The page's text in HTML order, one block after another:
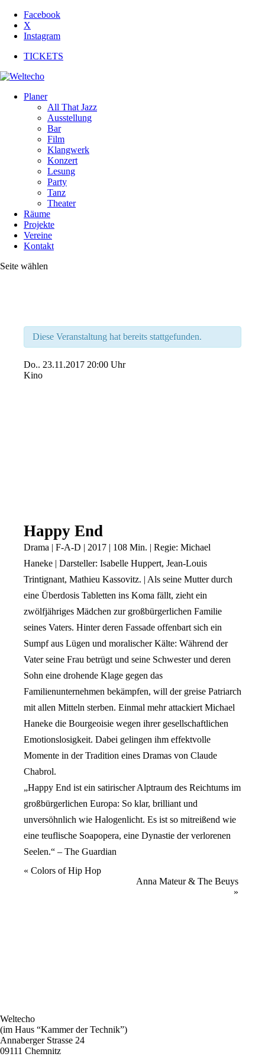
Facebook
X
Instagram
TICKETS
Planer
All That Jazz
Ausstellung
Bar
Film
Klangwerk
Konzert
Lesung
Party
Tanz
Theater
Räume
Projekte
Vereine
Kontakt
Seite wählen
Diese Veranstaltung hat bereits stattgefunden.
Do.. 23.11.2017 20:00 Uhr
Kino
Happy End
Drama | F-A-D | 2017 | 108 Min. | Regie: Michael
Haneke | Darsteller: Isabelle Huppert, Jean-Louis
Trintignant, Mathieu Kassovitz. | Als seine Mutter durch
eine Überdosis Tabletten ins Koma fällt, zieht ein
zwölfjähriges Mädchen zur großbürgerlichen Familie
seines Vaters. Hinter deren Fassade offenbart sich ein
Sumpf aus Lügen und moralischer Kälte: Während der
Vater seine Frau betrügt und seine Schwester und deren
Sohn eine drohende Klage gegen das
Familienunternehmen bekämpfen, will der greise Patriarch
mit allen Mitteln sterben. Einmal mehr attackiert Michael
Haneke die Bourgeoisie wegen ihrer gesellschaftlichen
Emotionslosigkeit. Dabei gelingen ihm effektvolle
Momente in der Tradition eines Dramas von Claude
Chabrol.
„Happy End ist ein satirischer Alptraum des Reichtums im
großbürgerlichen Europa: So klar, brilliant und
unversöhnlich wie Halogenlicht. Es ist so mitreißend wie
eine teuflische Soapopera, eine Dynastie der verlorenen
Seelen.“ – The Guardian
Veranstaltung
« Colors of Hip Hop
Anna Mateur & The Beuys
»
Weltecho
(im Haus “Kammer der Technik”)
Annaberger Strasse 24
09111 Chemnitz